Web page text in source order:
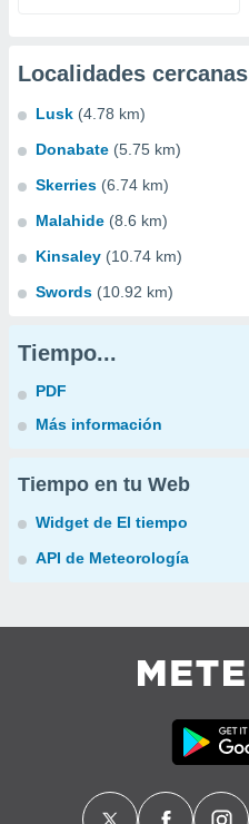
Localidades cercanas
Lusk (4.78 km)
Donabate (5.75 km)
Skerries (6.74 km)
Malahide (8.6 km)
Kinsaley (10.74 km)
Swords (10.92 km)
Tiempo...
PDF
Más información
Tiempo en tu Web
Widget de El tiempo
API de Meteorología